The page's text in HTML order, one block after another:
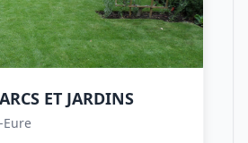
ET JARDINS